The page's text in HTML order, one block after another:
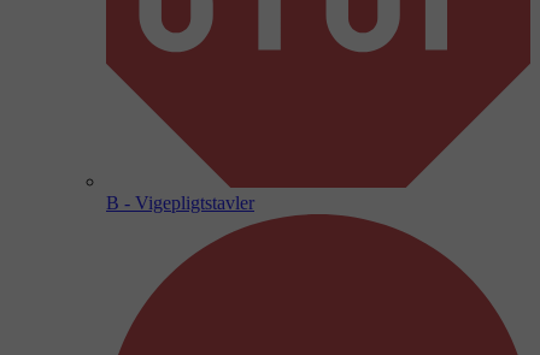
B - Vigepligtstavler